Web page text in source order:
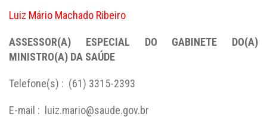
Luiz Mário Machado Ribeiro
ASSESSOR(A) ESPECIAL DO GABINETE DO(A)
MINISTRO(A) DA SAÚDE
Telefone(s) : (61) 3315-2393
E-mail : luiz.mario@saude.gov.br